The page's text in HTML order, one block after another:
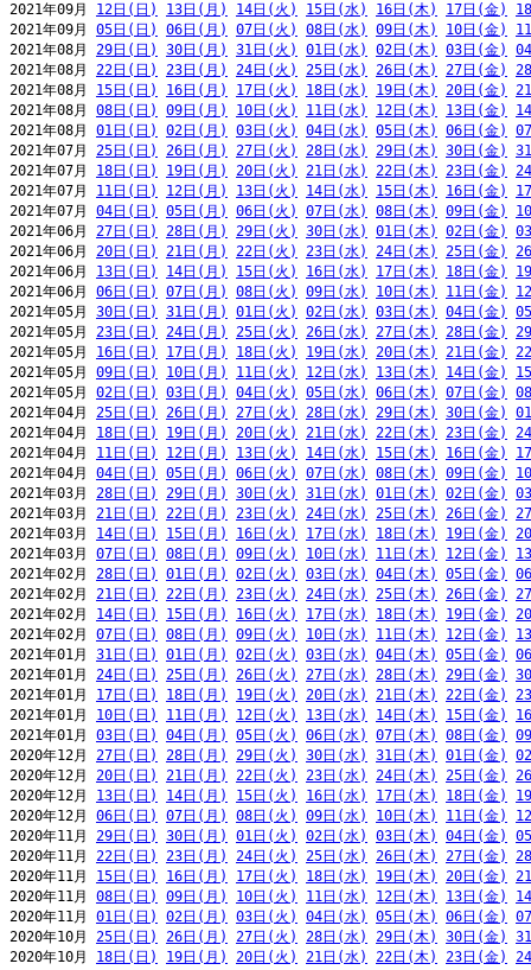
2021年09月 12日(日) 13日(月) 14日(火) 15日(水) 16日(木) 17日(金)
2021年09月 05日(日) 06日(月) 07日(火) 08日(水) 09日(木) 10日(金)
2021年08月 29日(日) 30日(月) 31日(火) 01日(水) 02日(木) 03日(金)
2021年08月 22日(日) 23日(月) 24日(火) 25日(水) 26日(木) 27日(金)
2021年08月 15日(日) 16日(月) 17日(火) 18日(水) 19日(木) 20日(金)
2021年08月 08日(日) 09日(月) 10日(火) 11日(水) 12日(木) 13日(金)
2021年08月 01日(日) 02日(月) 03日(火) 04日(水) 05日(木) 06日(金)
2021年07月 25日(日) 26日(月) 27日(火) 28日(水) 29日(木) 30日(金)
2021年07月 18日(日) 19日(月) 20日(火) 21日(水) 22日(木) 23日(金)
2021年07月 11日(日) 12日(月) 13日(火) 14日(水) 15日(木) 16日(金)
2021年07月 04日(日) 05日(月) 06日(火) 07日(水) 08日(木) 09日(金)
2021年06月 27日(日) 28日(月) 29日(火) 30日(水) 01日(木) 02日(金)
2021年06月 20日(日) 21日(月) 22日(火) 23日(水) 24日(木) 25日(金)
2021年06月 13日(日) 14日(月) 15日(火) 16日(水) 17日(木) 18日(金)
2021年06月 06日(日) 07日(月) 08日(火) 09日(水) 10日(木) 11日(金)
2021年05月 30日(日) 31日(月) 01日(火) 02日(水) 03日(木) 04日(金)
2021年05月 23日(日) 24日(月) 25日(火) 26日(水) 27日(木) 28日(金)
2021年05月 16日(日) 17日(月) 18日(火) 19日(水) 20日(木) 21日(金)
2021年05月 09日(日) 10日(月) 11日(火) 12日(水) 13日(木) 14日(金)
2021年05月 02日(日) 03日(月) 04日(火) 05日(水) 06日(木) 07日(金)
2021年04月 25日(日) 26日(月) 27日(火) 28日(水) 29日(木) 30日(金)
2021年04月 18日(日) 19日(月) 20日(火) 21日(水) 22日(木) 23日(金)
2021年04月 11日(日) 12日(月) 13日(火) 14日(水) 15日(木) 16日(金)
2021年04月 04日(日) 05日(月) 06日(火) 07日(水) 08日(木) 09日(金)
2021年03月 28日(日) 29日(月) 30日(火) 31日(水) 01日(木) 02日(金)
2021年03月 21日(日) 22日(月) 23日(火) 24日(水) 25日(木) 26日(金)
2021年03月 14日(日) 15日(月) 16日(火) 17日(水) 18日(木) 19日(金)
2021年03月 07日(日) 08日(月) 09日(火) 10日(水) 11日(木) 12日(金)
2021年02月 28日(日) 01日(月) 02日(火) 03日(水) 04日(木) 05日(金)
2021年02月 21日(日) 22日(月) 23日(火) 24日(水) 25日(木) 26日(金)
2021年02月 14日(日) 15日(月) 16日(火) 17日(水) 18日(木) 19日(金)
2021年02月 07日(日) 08日(月) 09日(火) 10日(水) 11日(木) 12日(金)
2021年01月 31日(日) 01日(月) 02日(火) 03日(水) 04日(木) 05日(金)
2021年01月 24日(日) 25日(月) 26日(火) 27日(水) 28日(木) 29日(金)
2021年01月 17日(日) 18日(月) 19日(火) 20日(水) 21日(木) 22日(金)
2021年01月 10日(日) 11日(月) 12日(火) 13日(水) 14日(木) 15日(金)
2021年01月 03日(日) 04日(月) 05日(火) 06日(水) 07日(木) 08日(金)
2020年12月 27日(日) 28日(月) 29日(火) 30日(水) 31日(木) 01日(金)
2020年12月 20日(日) 21日(月) 22日(火) 23日(水) 24日(木) 25日(金)
2020年12月 13日(日) 14日(月) 15日(火) 16日(水) 17日(木) 18日(金)
2020年12月 06日(日) 07日(月) 08日(火) 09日(水) 10日(木) 11日(金)
2020年11月 29日(日) 30日(月) 01日(火) 02日(水) 03日(木) 04日(金)
2020年11月 22日(日) 23日(月) 24日(火) 25日(水) 26日(木) 27日(金)
2020年11月 15日(日) 16日(月) 17日(火) 18日(水) 19日(木) 20日(金)
2020年11月 08日(日) 09日(月) 10日(火) 11日(水) 12日(木) 13日(金)
2020年11月 01日(日) 02日(月) 03日(火) 04日(水) 05日(木) 06日(金)
2020年10月 25日(日) 26日(月) 27日(火) 28日(水) 29日(木) 30日(金)
2020年10月 18日(日) 19日(月) 20日(火) 21日(水) 22日(木) 23日(金)